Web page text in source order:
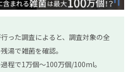
った調査によると、調査対象の全
湯で雑菌を確認。
程で1万個～100万個/100ml。